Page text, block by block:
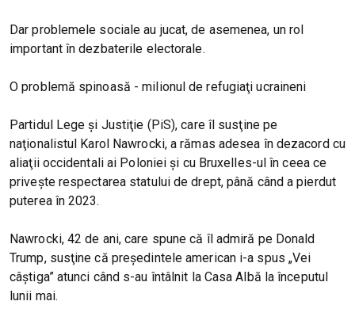
Dar problemele sociale au jucat, de asemenea, un rol
important în dezbaterile electorale.
O problemă spinoasă - milionul de refugiaţi ucraineni
Partidul Lege şi Justiţie (PiS), care îl susţine pe
naţionalistul Karol Nawrocki, a rămas adesea în dezacord cu
aliaţii occidentali ai Poloniei şi cu Bruxelles-ul în ceea ce
priveşte respectarea statului de drept, până când a pierdut
puterea în 2023.
Nawrocki, 42 de ani, care spune că îl admiră pe Donald
Trump, susţine că preşedintele american i-a spus „Vei
câştiga” atunci când s-au întâlnit la Casa Albă la începutul
lunii mai.